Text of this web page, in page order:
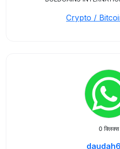
Crypto /
0 क्लिक्स